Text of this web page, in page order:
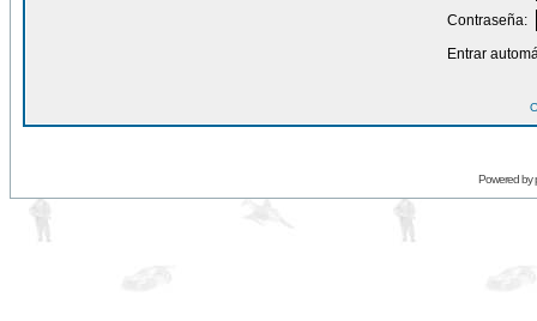
Contraseña:
Entrar
Powered by